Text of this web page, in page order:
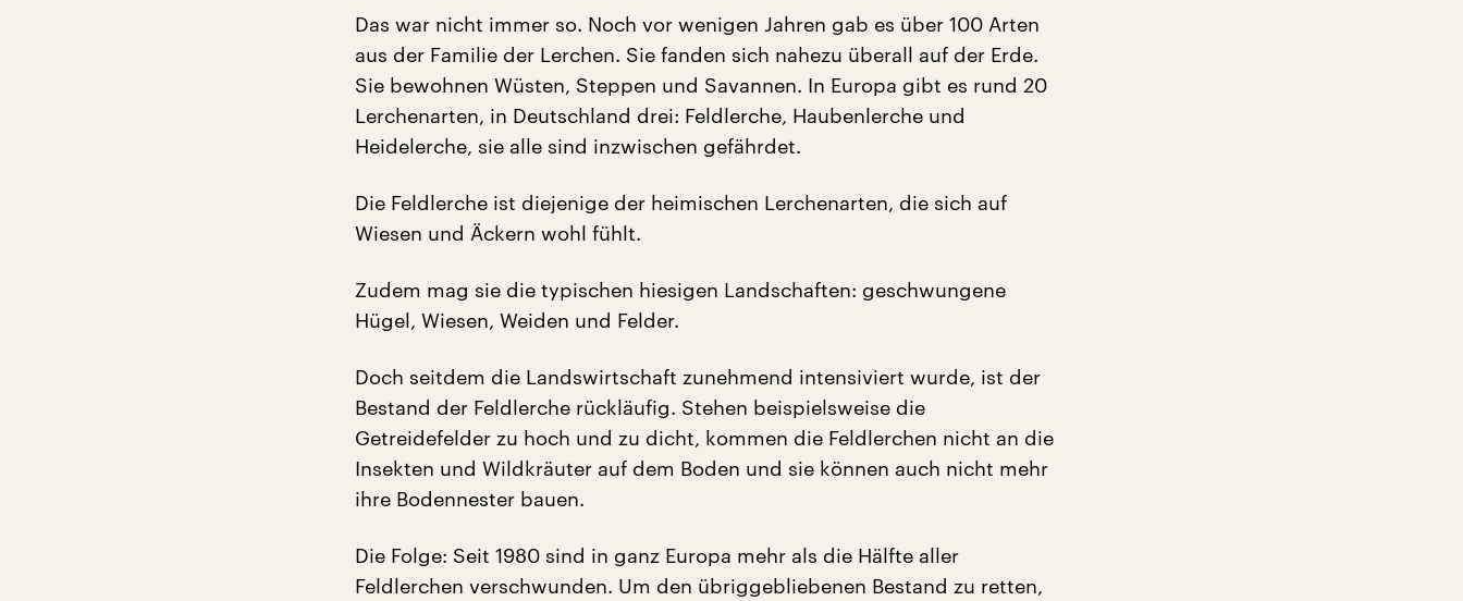
Das war nicht immer so. Noch vor wenigen Jahren gab es über 100 Arten
aus der Familie der Lerchen. Sie fanden sich nahezu überall auf der Erde.
Sie bewohnen Wüsten, Steppen und Savannen. In Europa gibt es rund 20
Lerchenarten, in Deutschland drei: Feldlerche, Haubenlerche und
Heidelerche, sie alle sind inzwischen gefährdet.
Die Feldlerche ist diejenige der heimischen Lerchenarten, die sich auf
Wiesen und Äckern wohl fühlt.
Zudem mag sie die typischen hiesigen Landschaften: geschwungene
Hügel, Wiesen, Weiden und Felder.
Doch seitdem die Landswirtschaft zunehmend intensiviert wurde, ist der
Bestand der Feldlerche rückläufig. Stehen beispielsweise die
Getreidefelder zu hoch und zu dicht, kommen die Feldlerchen nicht an die
Insekten und Wildkräuter auf dem Boden und sie können auch nicht mehr
ihre Bodennester bauen.
Die Folge: Seit 1980 sind in ganz Europa mehr als die Hälfte aller
Feldlerchen verschwunden. Um den übriggebliebenen Bestand zu retten,